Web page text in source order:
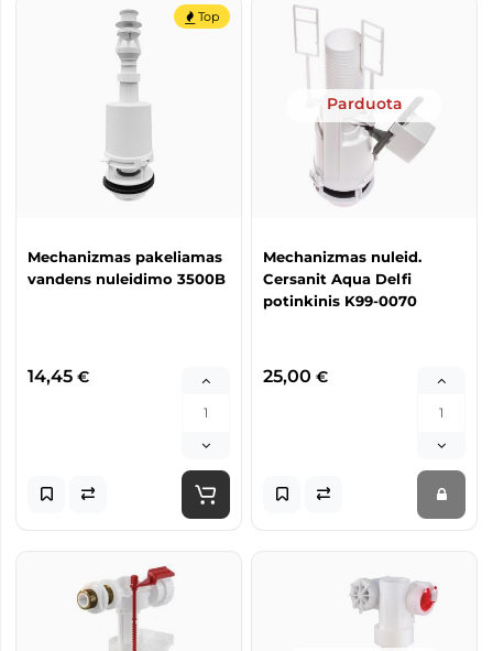
Top
Mechanizmas pakeliamas
vandens nuleidimo 3500B
14,45 €
Parduota
Mechanizmas nuleid.
Cersanit Aqua Delfi
potinkinis K99-0070
25,00 €